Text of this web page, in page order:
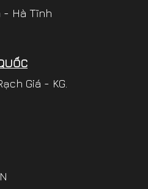
- Hà Tĩnh
Giá - KG.